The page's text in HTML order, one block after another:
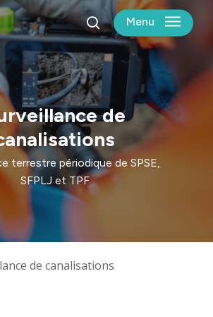
search
Menu
de
terrestre périodique de SPSE,
SFPLJ et TPF
de canalisations